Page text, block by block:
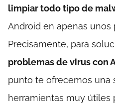
limpiar todo tipo de
Android en apenas unos
Precisamente, para
problemas de virus con
punto te ofrecemos una
herramientas muy útiles